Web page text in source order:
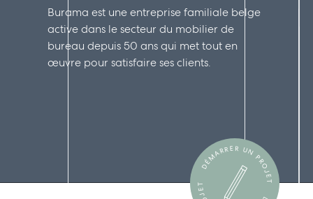
Burama est une entreprise familiale belge
active dans le secteur du mobilier de
bureau depuis 50 ans qui met tout en
œuvre pour satisfaire ses clients.
DÉMARRER UN PROJET